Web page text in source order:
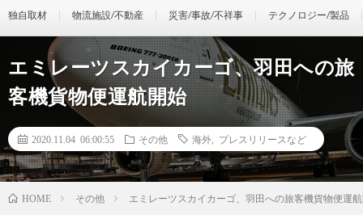
独自取材 物流施設/不動産 災害/事故/不祥事 テクノロジー/製品
エミレーツスカイカーゴ、羽田への旅
客機貨物便運航開始
2020.11.04 06:00:55 その他 海外 プレスリリースなど
HOME その他 エミレーツスカイカーゴ、羽田への旅客機貨物便運